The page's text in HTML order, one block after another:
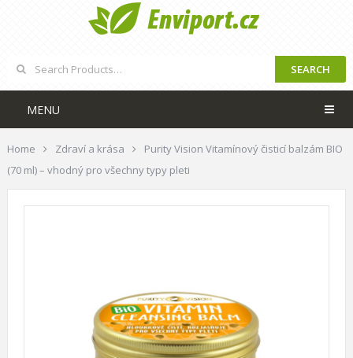
SEARCH
MENU
Home Zdraví a krása
Purity Vision Vitamínový čisticí balzám BIO
(70 ml) – vhodný pro všechny typy pleti